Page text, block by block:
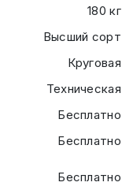
180 кг
Высший сорт
Круговая
Техническая
Бесплатно
Бесплатно
Бесплатно